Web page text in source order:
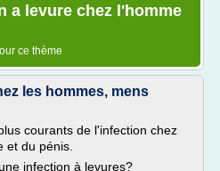
a levure chez l'homme
ce thème
les hommes, mens
courants de l'infection chez
et du pénis.
infection à levures?